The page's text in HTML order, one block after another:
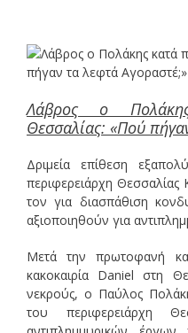
Λάβρος ο
Θεσσαλίας: «Πού
Δριμεία επίθεση
περιφερειάρχη
τον για διασπάθιση
αξιοποιηθούν για
Μετά την πρωτοφανή
κακοκαιρία Daniel στη
νεκρούς, ο Παύλος
του περιφερειάρχη